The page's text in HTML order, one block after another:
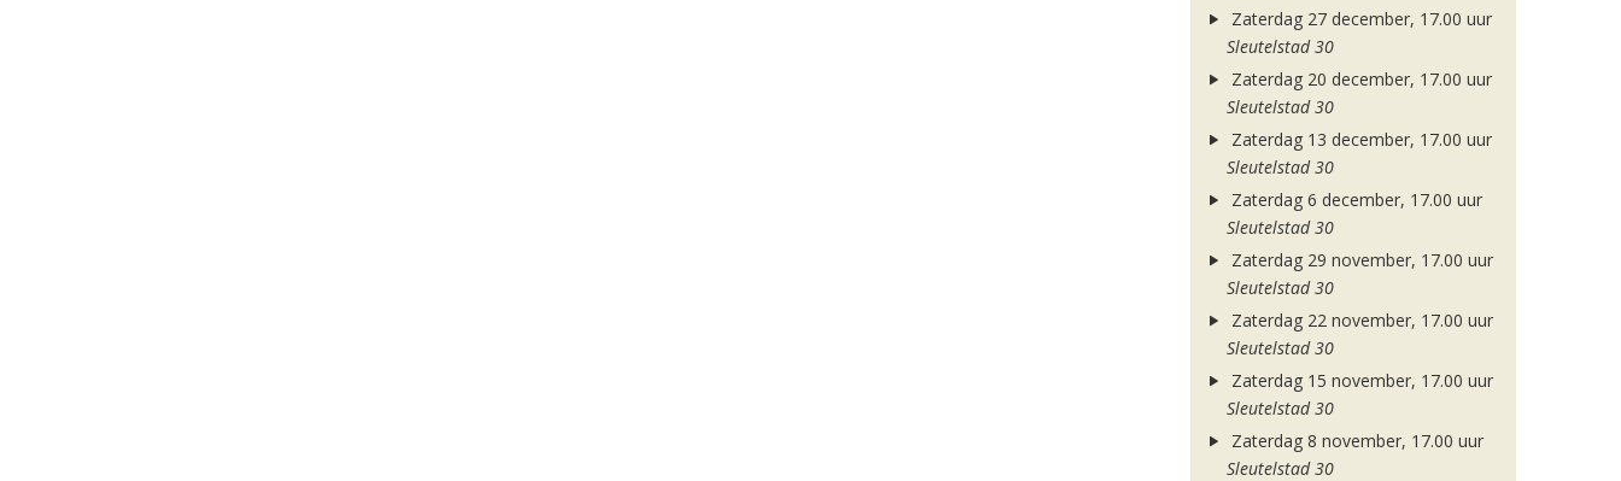
Zaterdag 27 december, 17.00 uur
Sleutelstad 30
Zaterdag 20 december, 17.00 uur
Sleutelstad 30
Zaterdag 13 december, 17.00 uur
Sleutelstad 30
Zaterdag 6 december, 17.00 uur
Sleutelstad 30
Zaterdag 29 november, 17.00 uur
Sleutelstad 30
Zaterdag 22 november, 17.00 uur
Sleutelstad 30
Zaterdag 15 november, 17.00 uur
Sleutelstad 30
Zaterdag 8 november, 17.00 uur
Sleutelstad 30